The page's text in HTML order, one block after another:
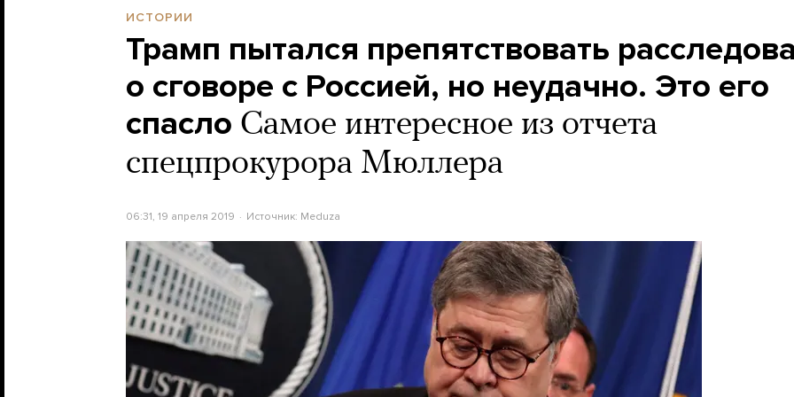
ИСТОРИИ
Трамп пытался препятствовать
о сговоре с Россией, но неудачно. Это его
спасло Самое интересное из отчета
спецпрокурора Мюллера
06:31, 19 апреля 2019 Источник: Meduza